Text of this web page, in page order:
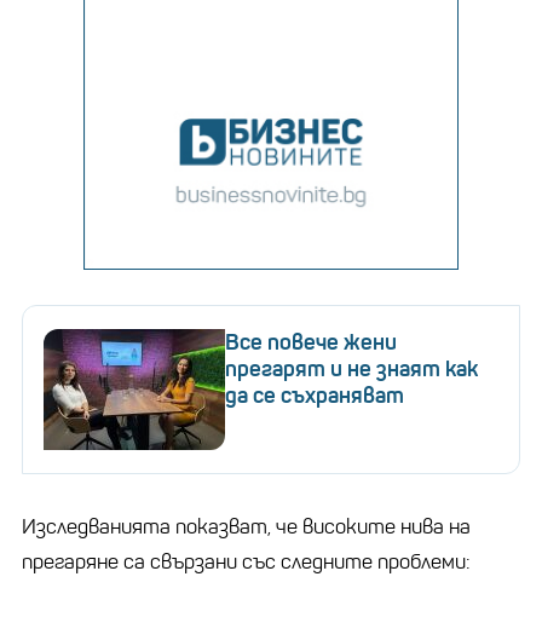
Все повече жени
прегарят и не знаят как
да се съхраняват
Изследванията показват, че високите нива на
прегаряне са свързани със следните проблеми: